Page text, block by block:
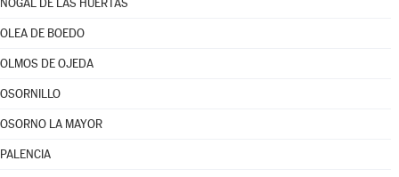
NOGAL DE LAS HUERTAS
OLEA DE BOEDO
OLMOS DE OJEDA
OSORNILLO
OSORNO LA MAYOR
PALENCIA